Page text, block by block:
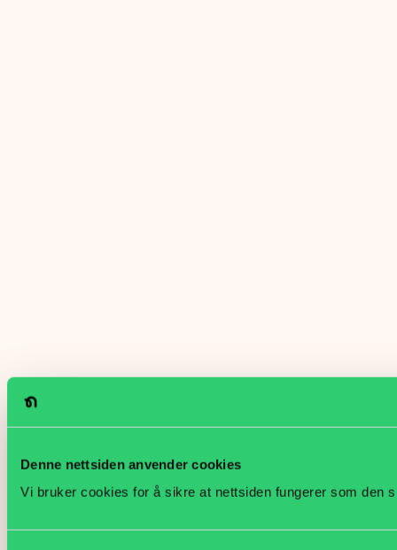
Denne nettsiden anvender cookies
Vi bruker cookies for å sikre at nettsiden fungerer som den